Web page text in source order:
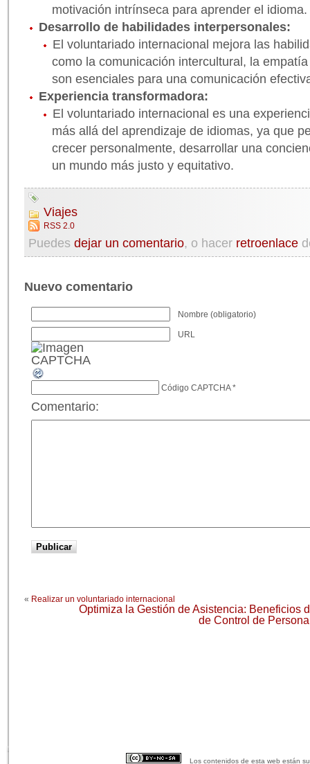
motivación intrínseca para aprender el idioma.
Desarrollo de habilidades interpersonales:
El voluntariado internacional mejora las
como la comunicación intercultural, la
son esenciales para una comunicación
Experiencia transformadora:
El voluntariado internacional es una
más allá del aprendizaje de idiomas, ya que
crecer personalmente, desarrollar una
un mundo más justo y equitativo.
Viajes
RSS 2.0
Puedes dejar un comentario, o hacer retroenlace
Nuevo comentario
Nombre (obligatorio)
URL
Código CAPTCHA*
Comentario:
« Realizar un voluntariado internacional
Optimiza la Gestión de Asistencia: Beneficios
de Control de
Los contenidos de esta web están